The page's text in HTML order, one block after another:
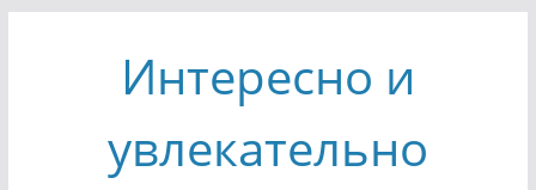
содержимомуИнтересно и
увлекательно